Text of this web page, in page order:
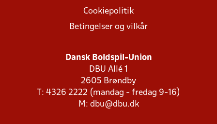
Cookiepolitik
Betingelser og vilkår
Dansk Boldspil-Union
DBU Allé 1
2605 Brøndby
T: 4326 2222 (mandag - fredag 9-16)
M: dbu@dbu.dk